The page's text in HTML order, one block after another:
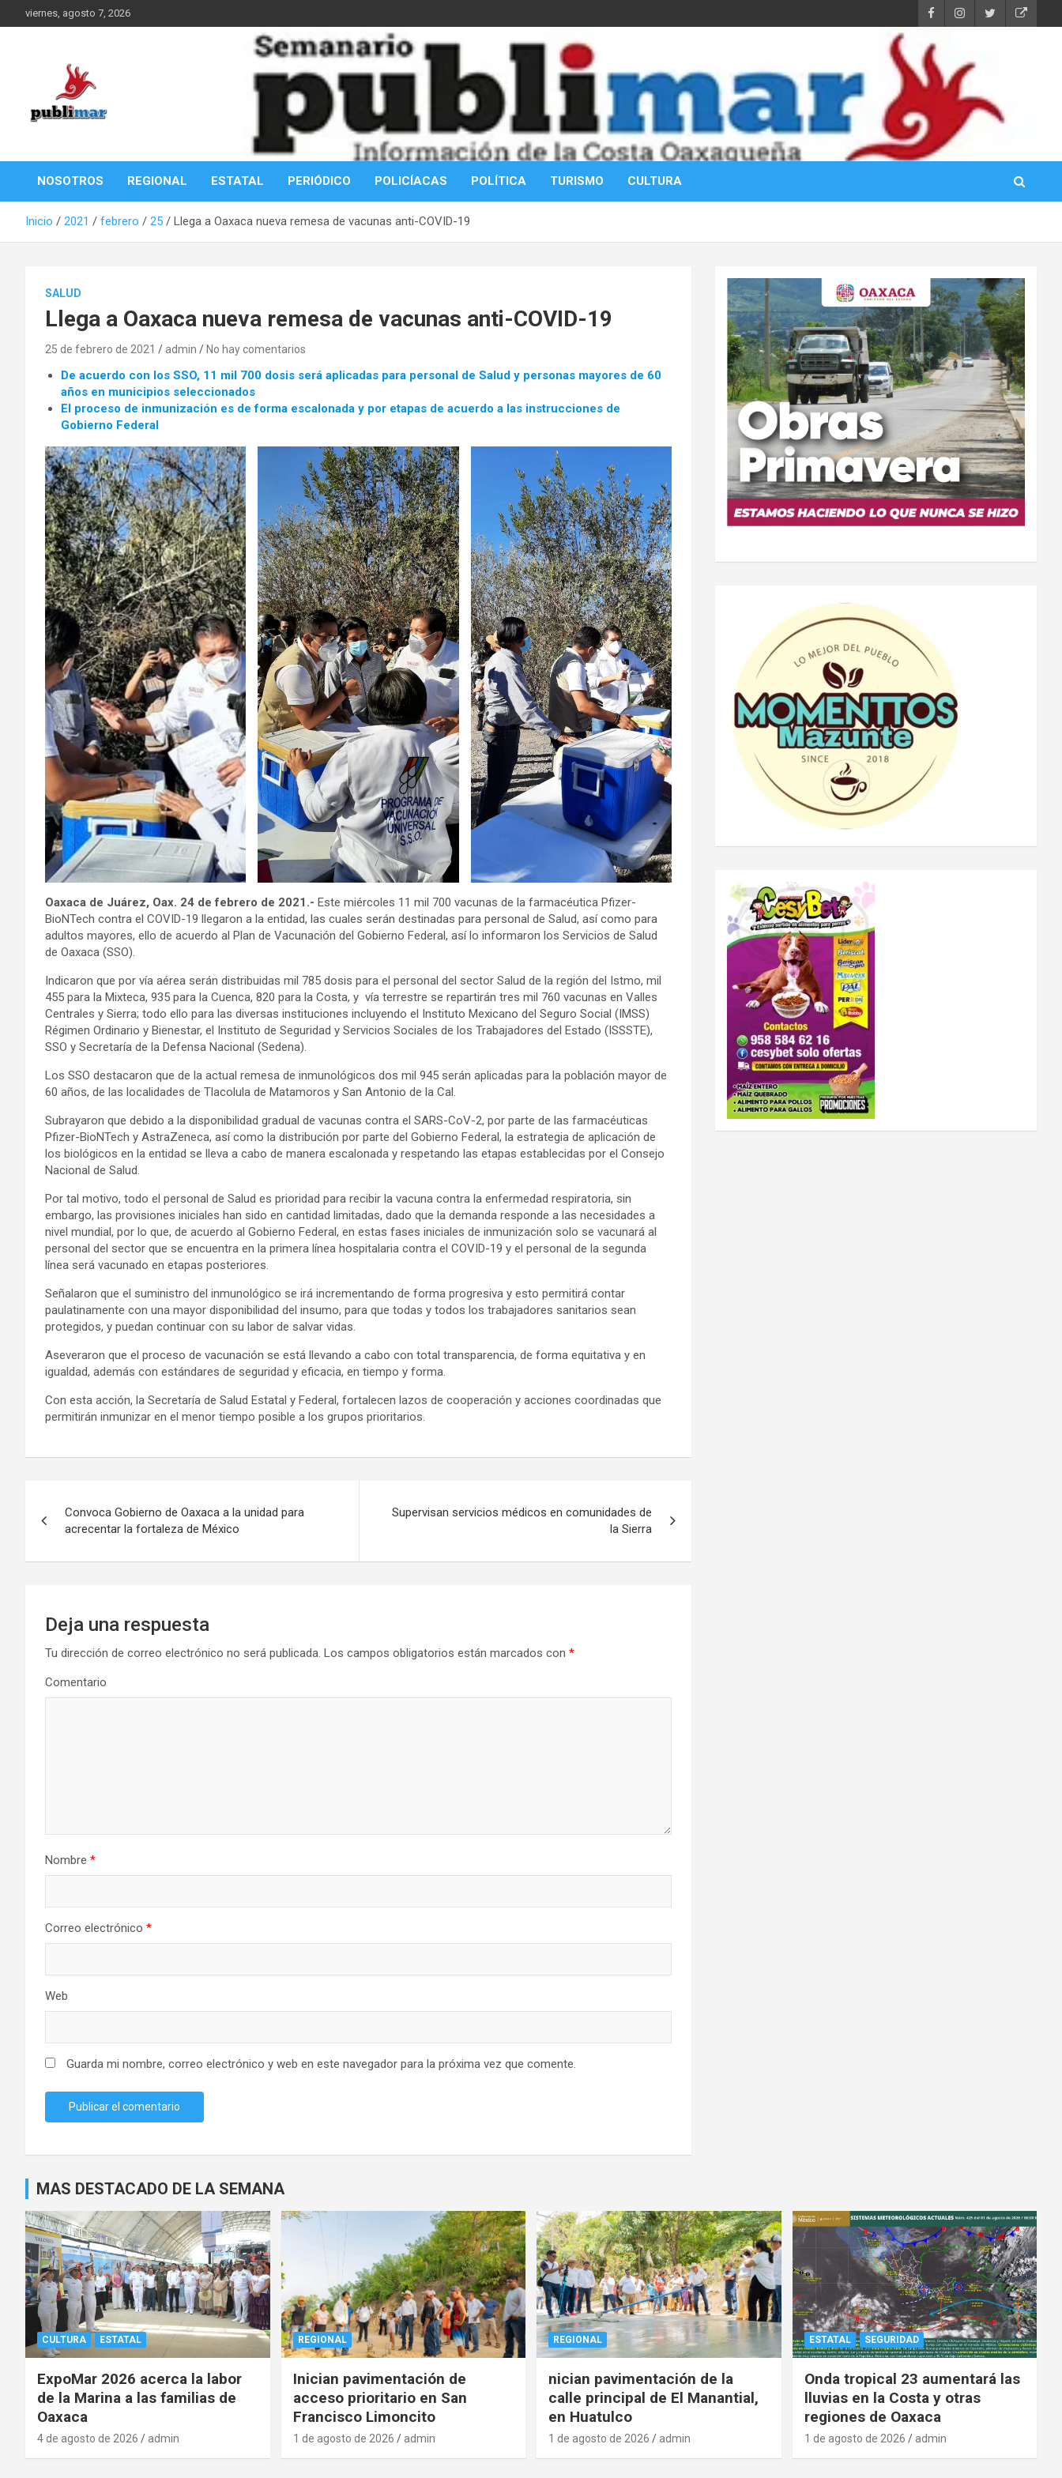
al
viernes, agosto 7, 2026
PubliMar
NOSOTROS REGIONAL ESTATAL PERIÓDICO POLICÍACAS POLÍTICA TURISMO CULTURA
Inicio 2021 febrero 25 Llega a Oaxaca nueva remesa de vacunas anti-COVID-19
SALUD
Llega a Oaxaca nueva remesa de vacunas anti-COVID-19
25 de febrero de 2021 admin No hay comentarios
De acuerdo con los SSO, 11 mil 700 dosis será aplicadas para personal de Salud y personas mayores de 60
años en municipios seleccionados
El proceso de inmunización es de forma escalonada y por etapas de acuerdo a las instrucciones de
Gobierno Federal
Oaxaca de Juárez, Oax. 24 de febrero de 2021.- Este miércoles 11 mil 700 vacunas de la farmacéutica Pfizer-
BioNTech contra el COVID-19 llegaron a la entidad, las cuales serán destinadas para personal de Salud, así como para
adultos mayores, ello de acuerdo al Plan de Vacunación del Gobierno Federal, así lo informaron los Servicios de Salud
de Oaxaca (SSO).
Indicaron que por vía aérea serán distribuidas mil 785 dosis para el personal del sector Salud de la región del Istmo, mil
455 para la Mixteca, 935 para la Cuenca, 820 para la Costa, y vía terrestre se repartirán tres mil 760 vacunas en Valles
Centrales y Sierra; todo ello para las diversas instituciones incluyendo el Instituto Mexicano del Seguro Social (IMSS)
Régimen Ordinario y Bienestar, el Instituto de Seguridad y Servicios Sociales de los Trabajadores del Estado (ISSSTE),
SSO y Secretaría de la Defensa Nacional (Sedena).
Los SSO destacaron que de la actual remesa de inmunológicos dos mil 945 serán aplicadas para la población mayor de
60 años, de las localidades de Tlacolula de Matamoros y San Antonio de la Cal.
Subrayaron que debido a la disponibilidad gradual de vacunas contra el SARS-CoV-2, por parte de las farmacéuticas
Pfizer-BioNTech y AstraZeneca, así como la distribución por parte del Gobierno Federal, la estrategia de aplicación de
los biológicos en la entidad se lleva a cabo de manera escalonada y respetando las etapas establecidas por el Consejo
Nacional de Salud.
Por tal motivo, todo el personal de Salud es prioridad para recibir la vacuna contra la enfermedad respiratoria, sin
embargo, las provisiones iniciales han sido en cantidad limitadas, dado que la demanda responde a las necesidades a
nivel mundial, por lo que, de acuerdo al Gobierno Federal, en estas fases iniciales de inmunización solo se vacunará al
personal del sector que se encuentra en la primera línea hospitalaria contra el COVID-19 y el personal de la segunda
línea será vacunado en etapas posteriores.
Señalaron que el suministro del inmunológico se irá incrementando de forma progresiva y esto permitirá contar
paulatinamente con una mayor disponibilidad del insumo, para que todas y todos los trabajadores sanitarios sean
protegidos, y puedan continuar con su labor de salvar vidas.
Aseveraron que el proceso de vacunación se está llevando a cabo con total transparencia, de forma equitativa y en
igualdad, además con estándares de seguridad y eficacia, en tiempo y forma.
Con esta acción, la Secretaría de Salud Estatal y Federal, fortalecen lazos de cooperación y acciones coordinadas que
permitirán inmunizar en el menor tiempo posible a los grupos prioritarios.
de
entradas
Convoca Gobierno de Oaxaca a la unidad para
acrecentar la fortaleza de México
Supervisan servicios médicos en comunidades de
la Sierra
Deja una respuesta
Tu dirección de correo electrónico no será publicada. Los campos obligatorios están marcados con *
Comentario
Nombre *
Correo electrónico *
Web
Guarda mi nombre, correo electrónico y web en este navegador para la próxima vez que comente.
MAS DESTACADO DE LA SEMANA
CULTURA ESTATAL
ExpoMar 2026 acerca la labor
de la Marina a las familias de
Oaxaca
4 de agosto de 2026 admin
REGIONAL
Inician pavimentación de
acceso prioritario en San
Francisco Limoncito
1 de agosto de 2026 admin
REGIONAL
nician pavimentación de la
calle principal de El Manantial,
en Huatulco
1 de agosto de 2026 admin
ESTATAL SEGURIDAD
Onda tropical 23 aumentará las
lluvias en la Costa y otras
regiones de Oaxaca
1 de agosto de 2026 admin